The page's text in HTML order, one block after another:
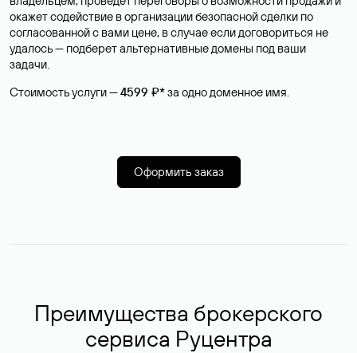
окажет содействие в организации безопасной сделки по
согласованной с вами цене, в случае если договориться не
удалось — подберет альтернативные домены под ваши
задачи.
Стоимость услуги —4599 ₽*за одно доменное имя.
Оформить заказ
Преимущества брокерского
сервиса Руцентра